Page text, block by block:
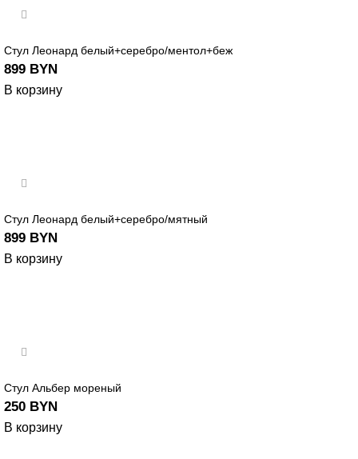
Стул Леонард белый+серебро/ментол+беж
899 BYN
В корзину
Стул Леонард белый+серебро/мятный
899 BYN
В корзину
Стул Альбер мореный
250 BYN
В корзину